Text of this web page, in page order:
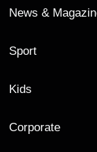
News &
Sport
Kids
Corporate